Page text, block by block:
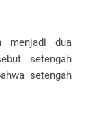
menjadi dua
setengah
setengah